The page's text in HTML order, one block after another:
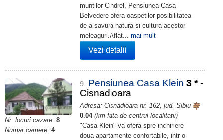
muntilor Cindrel, Pensiunea Casa
Belvedere ofera oaspetilor posibilitatea
de a savura natura si cultura acestor
meleaguri.Aflat... mai mult
Vezi detalii
Nr. locuri cazare: 8
Numar camere: 4
9. Pensiunea Casa Klein 3 * -
Cisnadioara
Adresa: Cisnadioara nr. 162, jud. Sibiu
0.04 (km fata de centrul localitatii)
"Casa Klein" va ofera spre inchiriere
doua apartamente confortabile, intr-o